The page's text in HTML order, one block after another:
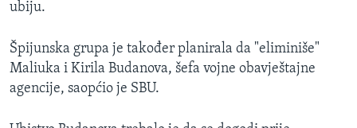
ubiju.
Špijunska grupa je također planirala da "eliminiše"
Maliuka i Kirila Budanova, šefa vojne obavještajne
agencije, saopćio je SBU.